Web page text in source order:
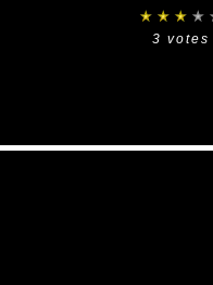
3 votes